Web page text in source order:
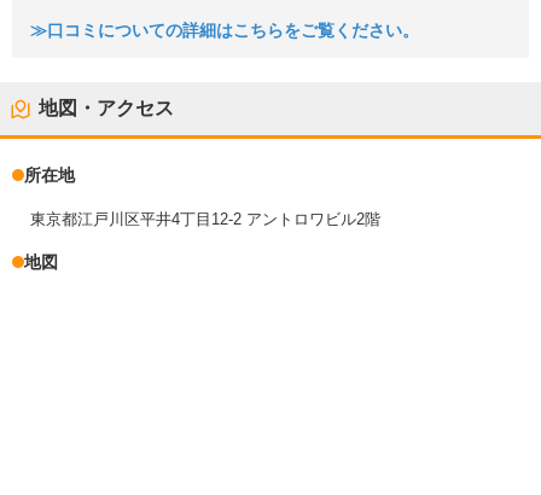
≫口コミについての詳細はこちらをご覧ください。
地図・アクセス
所在地
東京都江戸川区平井4丁目12-2 アントロワビル2階
地図